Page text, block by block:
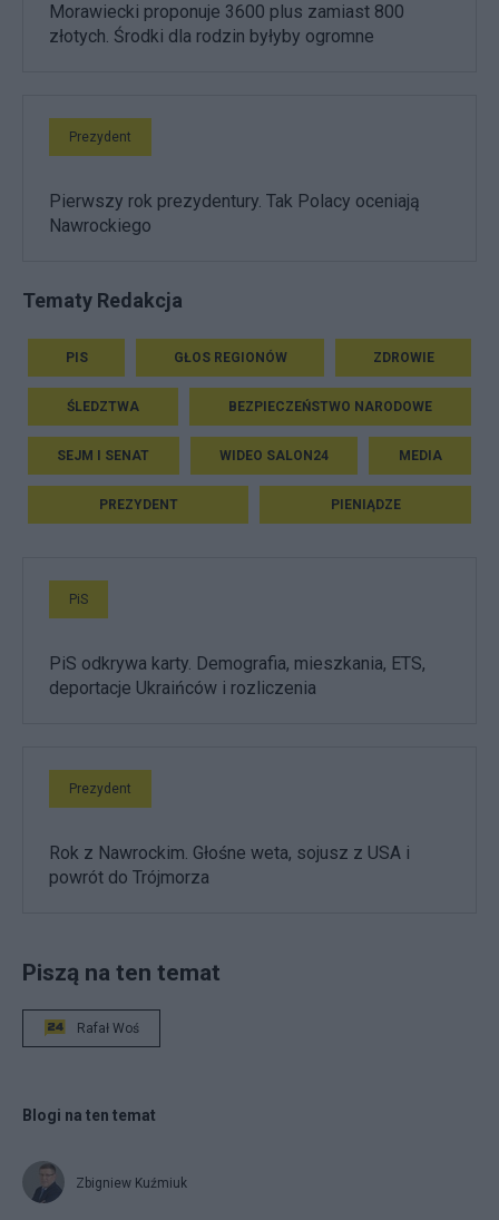
Morawiecki proponuje 3600 plus zamiast 800
złotych. Środki dla rodzin byłyby ogromne
Prezydent
Pierwszy rok prezydentury. Tak Polacy oceniają
Nawrockiego
Tematy Redakcja
PIS GŁOS REGIONÓW ZDROWIE
ŚLEDZTWA BEZPIECZEŃSTWO NARODOWE
SEJM I SENAT WIDEO SALON24 MEDIA
PREZYDENT PIENIĄDZE
PiS
PiS odkrywa karty. Demografia, mieszkania, ETS,
deportacje Ukraińców i rozliczenia
Prezydent
Rok z Nawrockim. Głośne weta, sojusz z USA i
powrót do Trójmorza
Piszą na ten temat
Rafał Woś
Blogi na ten temat
Zbigniew Kuźmiuk